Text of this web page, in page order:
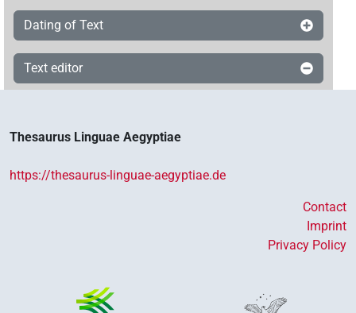
Dating of Text
Text editor
Thesaurus Linguae Aegyptiae
https://thesaurus-linguae-aegyptiae.de
Contact
Imprint
Privacy Policy